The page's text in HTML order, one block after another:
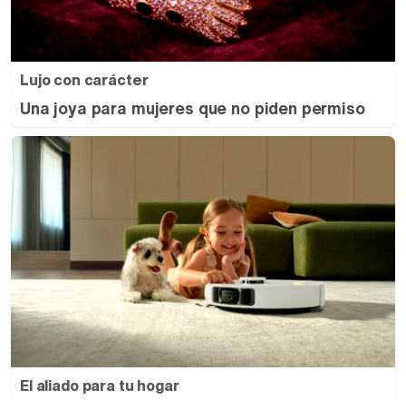
Lujo con carácter
Una joya para mujeres que no piden permiso
El aliado para tu hogar